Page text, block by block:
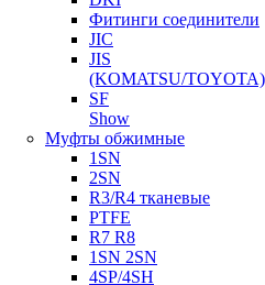
Фитинги соединители
JIC
JIS
(KOMATSU/TOYOTA)
SF
Show
Муфты обжимные
1SN
2SN
R3/R4 тканевые
PTFE
R7 R8
1SN 2SN
4SP/4SH